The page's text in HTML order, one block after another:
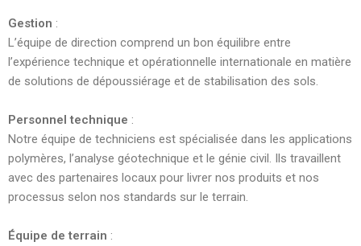
Gestion :
L’équipe de direction comprend un bon équilibre entre
l’expérience technique et opérationnelle internationale en matière
de solutions de dépoussiérage et de stabilisation des sols.
Personnel technique :
Notre équipe de techniciens est spécialisée dans les applications
polymères, l’analyse géotechnique et le génie civil. Ils travaillent
avec des partenaires locaux pour livrer nos produits et nos
processus selon nos standards sur le terrain.
Équipe de terrain :